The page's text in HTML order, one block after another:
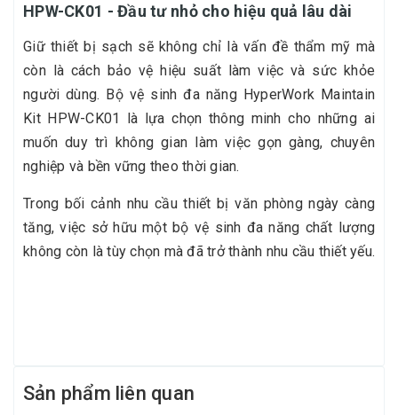
HPW-CK01 - Đầu tư nhỏ cho hiệu quả lâu dài
Giữ thiết bị sạch sẽ không chỉ là vấn đề thẩm mỹ mà
còn là cách bảo vệ hiệu suất làm việc và sức khỏe
người dùng. Bộ vệ sinh đa năng HyperWork Maintain
Kit HPW-CK01 là lựa chọn thông minh cho những ai
muốn duy trì không gian làm việc gọn gàng, chuyên
nghiệp và bền vững theo thời gian.
Trong bối cảnh nhu cầu thiết bị văn phòng ngày càng
tăng, việc sở hữu một bộ vệ sinh đa năng chất lượng
không còn là tùy chọn mà đã trở thành nhu cầu thiết yếu.
Sản phẩm liên quan